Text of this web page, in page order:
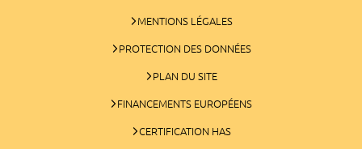
MENTIONS LÉGALES
PROTECTION DES DONNÉES
PLAN DU SITE
FINANCEMENTS EUROPÉENS
CERTIFICATION HAS